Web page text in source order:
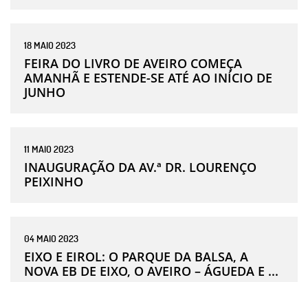
18 MAIO2023
FEIRA DO LIVRO DE AVEIRO COMEÇA
AMANHÃ E ESTENDE-SE ATÉ AO INÍCIO DE
JUNHO
11 MAIO2023
INAUGURAÇÃO DA AV.ª DR. LOURENÇO
PEIXINHO
04 MAIO2023
EIXO E EIROL: O PARQUE DA BALSA, A
NOVA EB DE EIXO, O AVEIRO – ÁGUEDA E ...